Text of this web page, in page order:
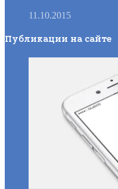
11.10.2015
Публикации на сайте